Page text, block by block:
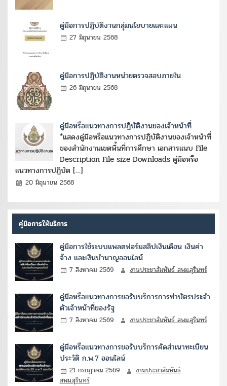
คู่มือการปฏิบัติงานกลุ่มนโยบายและแผน
27 มิถุนายน 2568
คู่มือการปฏิบัติงานหน่วยตรวจสอบภายใน
26 มิถุนายน 2568
คู่มือหรือแนวทางการปฏิบัติงานของเจ้าหน้าที่
*แสดงคู่มือหรือแนวทางการปฏิบัติงานของเจ้าหน้าที่
ของสำนักงานเขตพื้นที่การศึกษา เอกสารแนบ File
Description File size Downloads คู่มือหรือ
แนวทางการปฏิบัต […]
20 มิถุนายน 2568
คู่มือการให้บริการ
คู่มือการใช้ระบบแพลตฟอร์มสลิปเงินเดือน เงินค่า
จ้าง และเงินบำนาญออนไลน์
7 สิงหาคม 2569 งานประชาสัมพันธ์ สพม.สุรินทร์
คู่มือหรือแนวทางการขอรับบริการการทำบัตรประจำ
ตัวเจ้าหน้าที่ของรัฐ
7 สิงหาคม 2569 งานประชาสัมพันธ์ สพม.สุรินทร์
คู่มือหรือแนวทางการขอรับบริการคัดสำเนาทะเบียน
ประวัติ ก.พ.7 ออนไลน์
21 กรกฎาคม 2569
งานประชาสัมพันธ์
สพม.สุรินทร์